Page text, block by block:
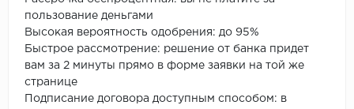
пользование деньгами
Высокая вероятность одобрения: до 95%
Быстрое рассмотрение: решение от банка придет
вам за 2 минуты прямо в форме заявки на той же
странице
Подписание договора доступным способом: в